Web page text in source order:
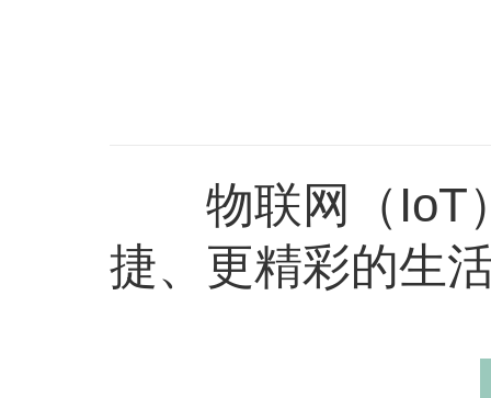
物联网（IoT）
捷、更精彩的生